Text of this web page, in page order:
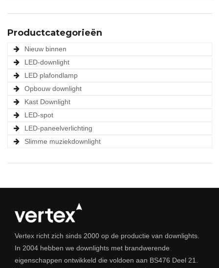
Productcategorieën
Nieuw binnen
LED-downlight
LED plafondlamp
Opbouw downlight
Kast Downlight
LED-spot
LED-paneelverlichting
Slimme muziekdownlight
Vertex richt zich sinds 2000 op de productie van downlights.
In 2004 hebben we downlights met brandwerende
eigenschappen ontwikkeld die voldoen aan BS476 Deel 21.